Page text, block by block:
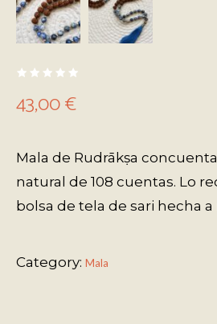
43,00€
Mala de Rudrākṣa
natural de 108 cuentas. Lo
bolsa de tela de sari hecha a
Category: Mala